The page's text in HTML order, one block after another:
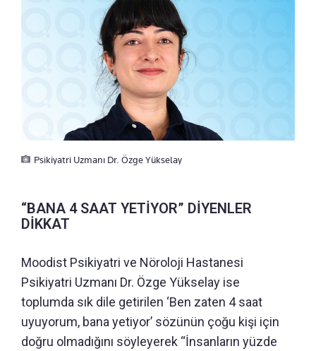
Psikiyatri Uzmanı Dr. Özge Yükselay
“BANA 4 SAAT YETİYOR” DİYENLER
DİKKAT
Moodist Psikiyatri ve Nöroloji Hastanesi
Psikiyatri Uzmanı Dr. Özge Yükselay ise
toplumda sık dile getirilen ‘Ben zaten 4 saat
uyuyorum, bana yetiyor’ sözünün çoğu kişi için
doğru olmadığını söyleyerek “İnsanların yüzde